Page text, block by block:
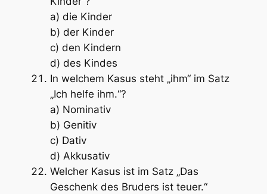
a) die Kinder
b) der Kinder
c) den Kindern
d) des Kindes
In welchem Kasus steht „ihm“ im Satz
„Ich helfe ihm.“?
a) Nominativ
b) Genitiv
c) Dativ
d) Akkusativ
Welcher Kasus ist im Satz „Das
Geschenk des Bruders ist teuer.“